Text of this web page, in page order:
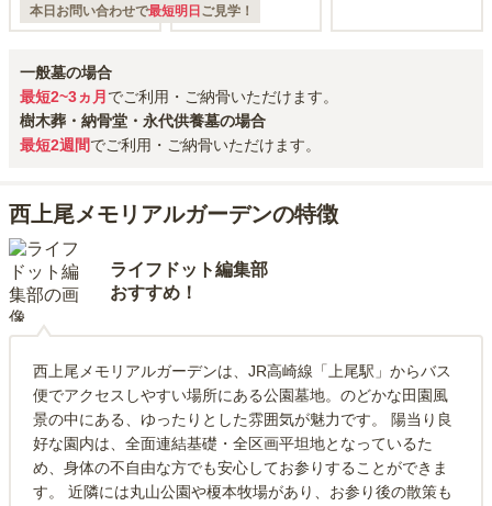
本日お問い合わせで最短明日 ご見学！
一般墓の場合
最短2~3ヵ月 でご利用・ご納骨いただけます。
樹木葬・納骨堂・永代供養墓の場合
最短2週間でご利用・ご納骨いただけます。
西上尾メモリアルガーデンの特徴
ライフドット編集部
おすすめ！
西上尾メモリアルガーデンは、JR高崎線「上尾駅」からバス
便でアクセスしやすい場所にある公園墓地。のどかな田園風
景の中にある、ゆったりとした雰囲気が魅力です。 陽当り良
好な園内は、全面連結基礎・全区画平坦地となっているた
め、身体の不自由な方でも安心してお参りすることができま
す。 近隣には丸山公園や榎本牧場があり、お参り後の散策も